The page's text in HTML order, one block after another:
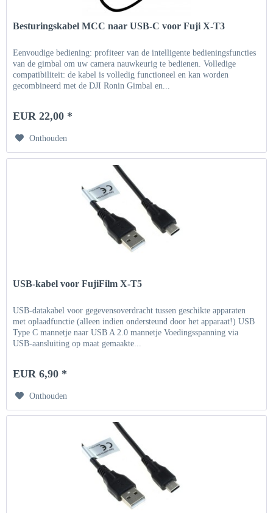
Besturingskabel MCC naar USB-C voor Fuji X-T3
Eenvoudige bediening: profiteer van de intelligente bedieningsfuncties
van de gimbal om uw camera nauwkeurig te bedienen. Volledige
compatibiliteit: de kabel is volledig functioneel en kan worden
gecombineerd met de DJI Ronin Gimbal en...
EUR 22,00 *
Onthouden
USB-kabel voor FujiFilm X-T5
USB-datakabel voor gegevensoverdracht tussen geschikte apparaten
met oplaadfunctie (alleen indien ondersteund door het apparaat!) USB
Type C mannetje naar USB A 2.0 mannetje Voedingsspanning via
USB-aansluiting op maat gemaakte...
EUR 6,90 *
Onthouden